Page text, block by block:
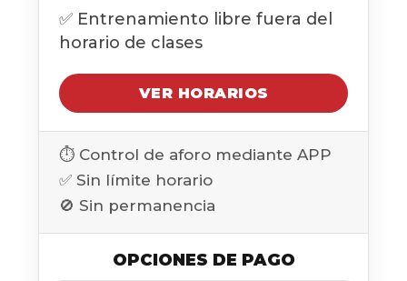
✅ Entrenamiento libre fuera del
horario de clases
VER HORARIOS
⏱️ Control de aforo mediante APP
✅ Sin límite horario
🚫 Sin permanencia
OPCIONES DE PAGO